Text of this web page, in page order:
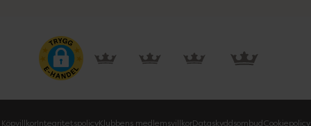
KöpvillkorIntegritetspolicyKlubbens medlemsvillkorDataskyddsombudCookiepolicy